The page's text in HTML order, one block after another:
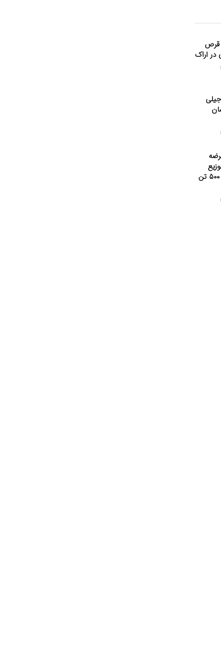
در اراک
روزانه هزار و ۵۰۰ تن